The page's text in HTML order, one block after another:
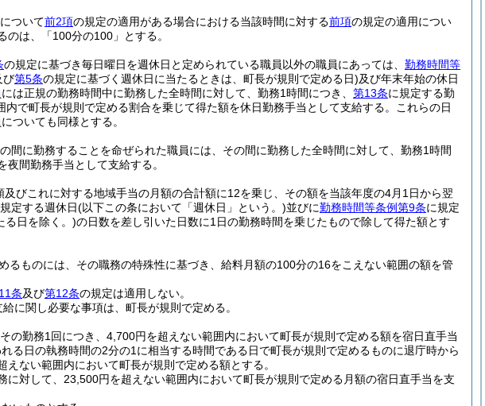
ついて前2項の規定の適用がある場合における当該時間に対する前項の規定の適用につい
は、「100分の100」とする。
の規定に基づき毎日曜日を週休日と定められている職員以外の職員にあっては、 勤務時間等
び第5条の規定に基づく週休日に当たるときは、町長が規則で定める日)及び年末年始の休日
正規の勤務時間中に勤務した全時間に対して、勤務1時間につき、 第13条に規定する勤
で町長が規則で定める割合を乗じて得た額を休日勤務手当として支給する。
これらの日
ついても同様とする。
間に勤務することを命ぜられた職員には、その間に勤務した全時間に対して、勤務1時間
間勤務手当として支給する。
びこれに対する地域手当の月額の合計額に12を乗じ、その額を当該年度の4月1日から翌
定する週休日(以下この条において「週休日」という。)並びに勤務時間等条例第9条に規定
る日を除く。)の日数を差し引いた日数に1日の勤務時間を乗じたもので除して得た額とす
るものには、その職務の特殊性に基づき、給料月額の100分の16をこえない範囲の額を管
条及び第12条の規定は適用しない。
に関し必要な事項は、町長が規則で定める。
の勤務1回につき、4,700円を超えない範囲内において町長が規則で定める額を宿日直手当
る日の執務時間の2分の1に相当する時間である日で町長が規則で定めるものに退庁時から
ない範囲内において町長が規則で定める額とする。
対して、23,500円を超えない範囲内において町長が規則で定める月額の宿日直手当を支